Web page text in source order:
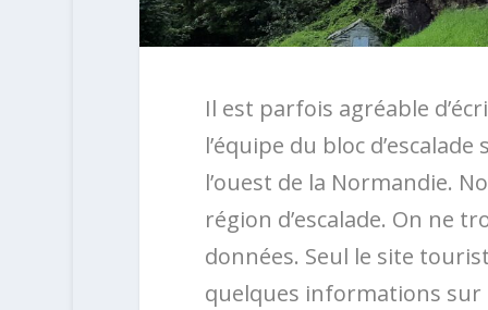
Il est parfois agréable
l’équipe du bloc
l’ouest de la Normandie.
région d’escalade. On ne
données. Seul le site
quelques informations sur